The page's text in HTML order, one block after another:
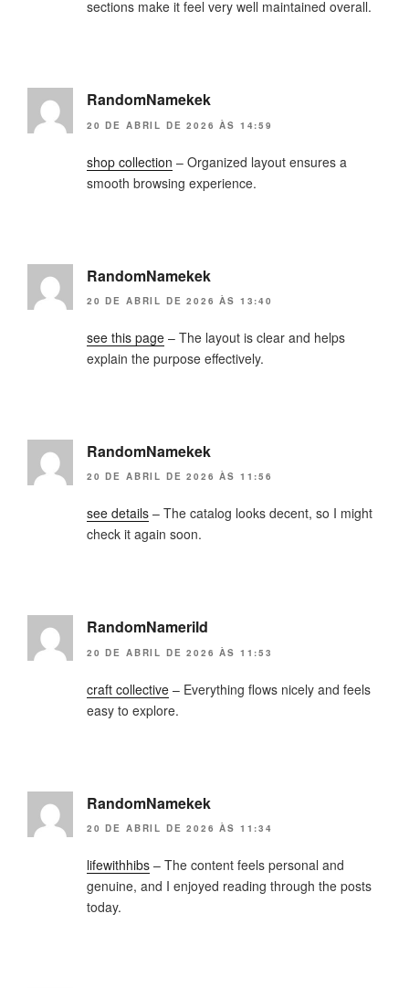
sections make it feel very well maintained overall.
RandomNamekek
20 DE ABRIL DE 2026 ÀS 14:59
shop collection – Organized layout ensures a
smooth browsing experience.
RandomNamekek
20 DE ABRIL DE 2026 ÀS 13:40
see this page – The layout is clear and helps
explain the purpose effectively.
RandomNamekek
20 DE ABRIL DE 2026 ÀS 11:56
see details – The catalog looks decent, so I might
check it again soon.
RandomNamerild
20 DE ABRIL DE 2026 ÀS 11:53
craft collective – Everything flows nicely and feels
easy to explore.
RandomNamekek
20 DE ABRIL DE 2026 ÀS 11:34
lifewithhibs – The content feels personal and
genuine, and I enjoyed reading through the posts
today.